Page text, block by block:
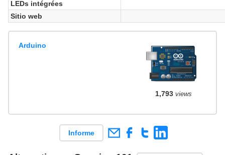
LEDs intégrées
Sitio web
Arduino
1,793views
Informe